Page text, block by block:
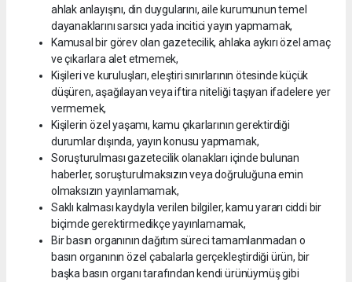
ahlak anlayışını, din duygularını, aile kurumunun temel
dayanaklarını sarsıcı yada incitici yayın yapmamak,
Kamusal bir görev olan gazetecilik, ahlaka aykırı özel amaç
ve çıkarlara alet etmemek,
Kişileri ve kuruluşları, eleştiri sınırlarının ötesinde küçük
düşüren, aşağılayan veya iftira niteliği taşıyan ifadelere yer
vermemek,
Kişilerin özel yaşamı, kamu çıkarlarının gerektirdiği
durumlar dışında, yayın konusu yapmamak,
Soruşturulması gazetecilik olanakları içinde bulunan
haberler, soruşturulmaksızın veya doğruluğuna emin
olmaksızın yayınlamamak,
Saklı kalması kaydıyla verilen bilgiler, kamu yararı ciddi bir
biçimde gerektirmedikçe yayınlamamak,
Bir basın organının dağıtım süreci tamamlanmadan o
basın organının özel çabalarla gerçekleştirdiği ürün, bir
başka basın organı tarafından kendi ürünüymüş gibi